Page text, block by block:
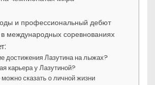
и профессиональный дебют
международных соревнованиях
достижения Лазутина на лыжах?
карьера у Лазутиной?
можно сказать о личной жизни